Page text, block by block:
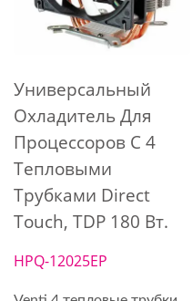
Универсальный
Охладитель Для
Процессоров С 4
Тепловыми
Трубками Direct
Touch, TDP 180 Вт.
HPQ-12025EP